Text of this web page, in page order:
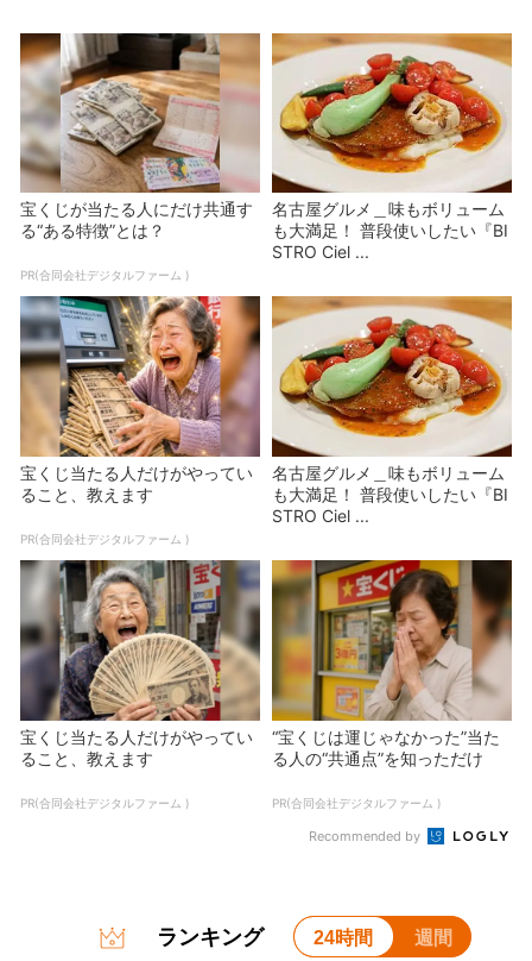
宝くじが当たる人にだけ共通す
る“ある特徴”とは？
PR(合同会社デジタルファーム )
名古屋グルメ＿味もボリューム
も大満足！ 普段使いしたい『BI
STRO Ciel ...
宝くじ当たる人だけがやってい
ること、教えます
PR(合同会社デジタルファーム )
名古屋グルメ＿味もボリューム
も大満足！ 普段使いしたい『BI
STRO Ciel ...
宝くじ当たる人だけがやってい
ること、教えます
PR(合同会社デジタルファーム )
“宝くじは運じゃなかった”当た
る人の“共通点”を知っただけ
PR(合同会社デジタルファーム )
Recommended by
ランキング 24時間 週間